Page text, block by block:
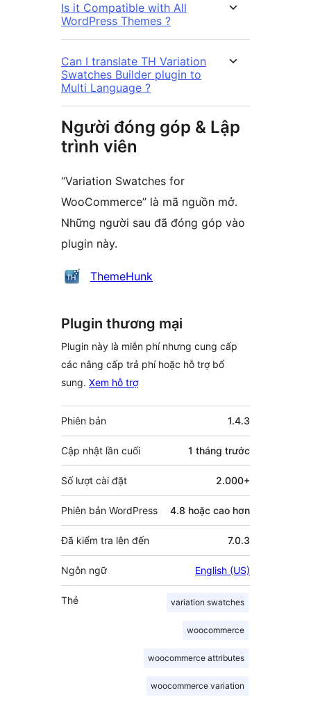
Is it Compatible with All
WordPress Themes ?
Can I translate TH Variation
Swatches Builder plugin to
Multi Language ?
Người đóng góp & Lập
trình viên
“Variation Swatches for
WooCommerce” là mã nguồn mở.
Những người sau đã đóng góp vào
plugin này.
Những
đóng
ThemeHunk
Plugin thương mại
Plugin này là miễn phí nhưng cung cấp
các nâng cấp trả phí hoặc hỗ trợ bổ
sung. Xem hỗ trợ
Meta
Phiên bản 1.4.3
Cập nhật lần cuối 1 tháng trước
Số lượt cài đặt 2.000+
Phiên bản WordPress 4.8 hoặc cao hơn
Đã kiểm tra lên đến 7.0.3
Ngôn ngữ English (US)
Thẻ variation swatches
woocommerce
woocommerce attributes
woocommerce variation